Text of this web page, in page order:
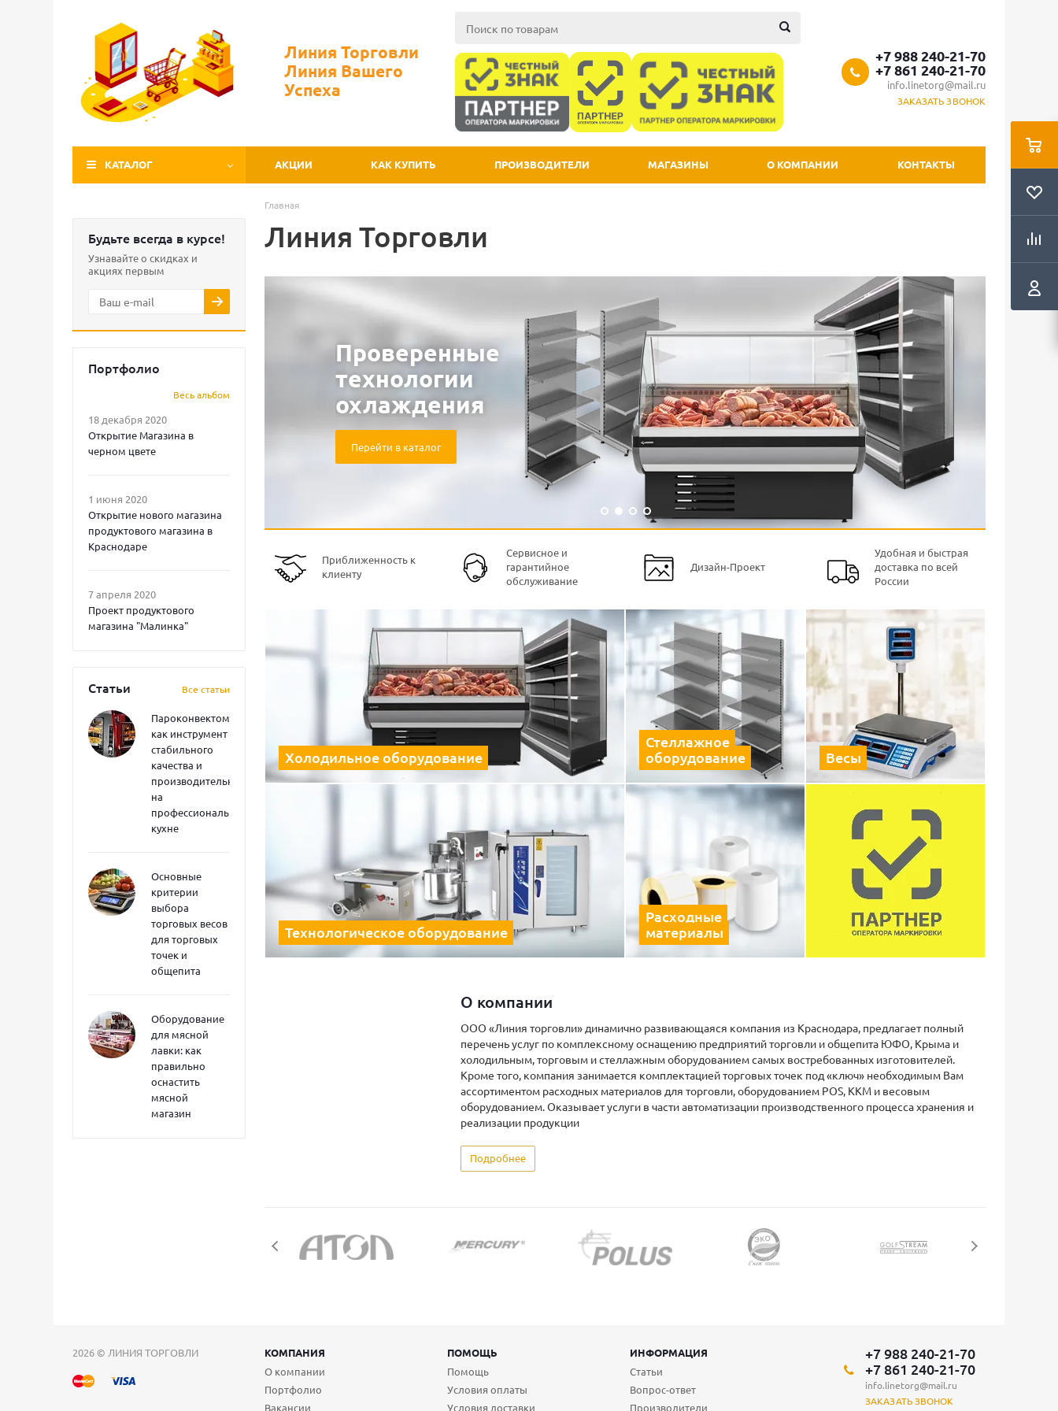
Линия Торговли
Линия Вашего
Успеха
+7 988 240-21-70
+7 861 240-21-70
info.linetorg@mail.ru
ЗАКАЗАТЬ ЗВОНОК
КАТАЛОГ АКЦИИ КАК КУПИТЬ ПРОИЗВОДИТЕЛИ МАГАЗИНЫ О КОМПАНИИ КОНТАКТЫ
Будьте всегда в курсе!
Узнавайте о скидках и
акциях первым
Портфолио
Весь альбом
18 декабря 2020
Открытие Магазина в
черном цвете
1 июня 2020
Открытие нового магазина
продуктового магазина в
Краснодаре
7 апреля 2020
Проект продуктового
магазина "Малинка"
Статьи Все статьи
Пароконвектоматы
как инструмент
стабильного
качества и
производительности
на
профессиональной
кухне
Основные
критерии
выбора
торговых весов
для торговых
точек и
общепита
Оборудование
для мясной
лавки: как
правильно
оснастить
мясной
магазин
Главная
Линия Торговли
Проверенные
технологии
охлаждения
Перейти в каталог
Приближенность к
клиенту
Сервисное и
гарантийное
обслуживание
Дизайн-Проект
Удобная и быстрая
доставка по всей
России
Холодильное оборудование
Стеллажное
оборудование
Весы
Технологическое оборудование
Расходные
материалы
О компании
ООО «Линия торговли» динамично развивающаяся компания из Краснодара, предлагает полный
перечень услуг по комплексному оснащению предприятий торговли и общепита ЮФО, Крыма и
холодильным, торговым и стеллажным оборудованием самых востребованных изготовителей.
Кроме того, компания занимается комплектацией торговых точек под «ключ» необходимым Вам
ассортиментом расходных материалов для торговли, оборудованием POS, ККМ и весовым
оборудованием. Оказывает услуги в части автоматизации производственного процесса хранения и
реализации продукции
Подробнее
2026 © ЛИНИЯ ТОРГОВЛИ КОМПАНИЯ ПОМОЩЬ
ИНФОРМАЦИЯ
О компании
Портфолио
Вакансии
Помощь
Условия оплаты
Условия доставки
Статьи
Вопрос-ответ
Производители
+7 988 240-21-70
+7 861 240-21-70
info.linetorg@mail.ru
ЗАКАЗАТЬ ЗВОНОК